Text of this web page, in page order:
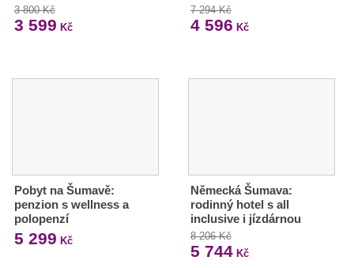
3 800 Kč
3 599 Kč
7 294 Kč
4 596 Kč
Pobyt na Šumavě:
penzion s wellness a
polopenzí
5 299 Kč
Německá Šumava:
rodinný hotel s all
inclusive i jízdárnou
8 206 Kč
5 744Kč